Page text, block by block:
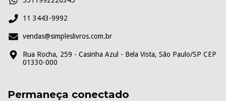
11 3443-9992
vendas@simpleslivros.com.br
Rua Rocha, 259 - Casinha Azul - Bela Vista, São Paulo/SP CEP
01330-000
Permaneça conectado